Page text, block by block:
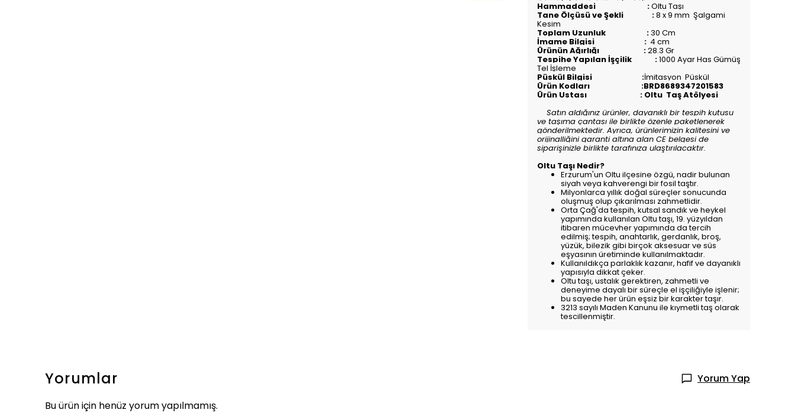
Hammaddesi :Oltu Taşı
Tane Ölçüsü ve Şekli :8 x 9 mm Şalgami
Kesim
Toplam Uzunluk :30 Cm
İmame Bilgisi : 4 cm
Ürünün Ağırlığı :28.3 Gr
Tespihe Yapılan İşçilik :1000 Ayar Has Gümüş
Tel İşleme
Püskül Bilgisi :İmitasyon Püskül
Ürün Kodları :BRD8689347201583
Ürün Ustası : Oltu Taş Atölyesi
Satın aldığınız ürünler, dayanıklı bir tespih kutusu
ve taşıma çantası ile birlikte özenle paketlenerek
gönderilmektedir. Ayrıca, ürünlerimizin kalitesini ve
orijinalliğini garanti altına alan CE belgesi de
siparişinizle birlikte tarafınıza ulaştırılacaktır.
Oltu Taşı Nedir?
Erzurum'un Oltu ilçesine özgü, nadir bulunan
siyah veya kahverengi bir fosil taştır.
Milyonlarca yıllık doğal süreçler sonucunda
oluşmuş olup çıkarılması zahmetlidir.
Orta Çağ'da tespih, kutsal sandık ve heykel
yapımında kullanılan Oltu taşı, 19. yüzyıldan
itibaren mücevher yapımında da tercih
edilmiş; tespih, anahtarlık, gerdanlık, broş,
yüzük, bilezik gibi birçok aksesuar ve süs
eşyasının üretiminde kullanılmaktadır.
Kullanıldıkça parlaklık kazanır, hafif ve dayanıklı
yapısıyla dikkat çeker.
Oltu taşı, ustalık gerektiren, zahmetli ve
deneyime dayalı bir süreçle el işçiliğiyle işlenir;
bu sayede her ürün eşsiz bir karakter taşır.
3213 sayılı Maden Kanunu ile kıymetli taş olarak
tescillenmiştir.
Yorumlar
Yorum Yap
Bu ürün için henüz yorum yapılmamış.